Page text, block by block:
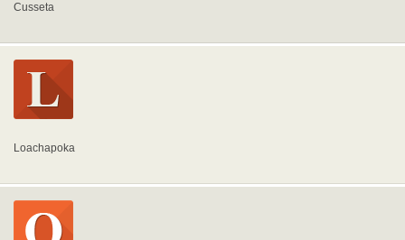
Cusseta
Loachapoka